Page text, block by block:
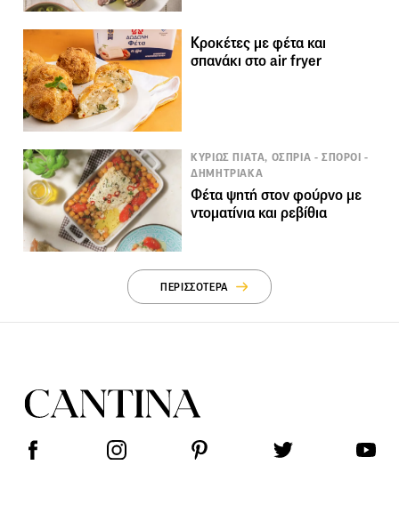
Κροκέτες με φέτα και
σπανάκι στο air fryer
ΚΥΡΙΩΣ ΠΙΑΤΑ, ΟΣΠΡΙΑ - ΣΠΟΡΟΙ -
ΔΗΜΗΤΡΙΑΚΑ
Φέτα ψητή στον φούρνο με
ντοματίνια και ρεβίθια
ΠΕΡΙΣΣΟΤΕΡΑ